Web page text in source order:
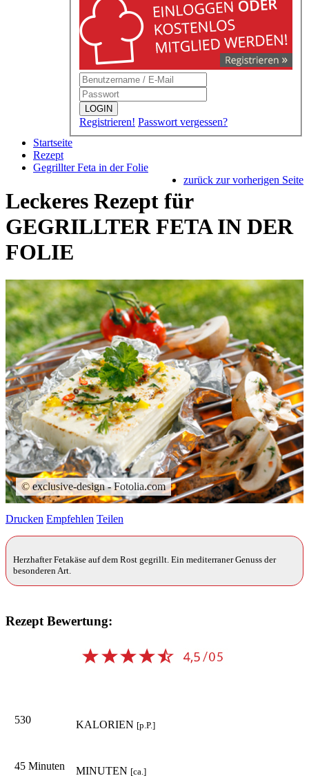
LOGIN
Registrieren! Passwort vergessen?
Startseite
Rezept
Gegrillter Feta in der Folie
zurück zur vorherigen Seite
Leckeres Rezept für
GEGRILLTER FETA IN DER
FOLIE
© exclusive-design - Fotolia.com
Drucken Empfehlen Teilen
Herzhafter Fetakäse auf dem Rost gegrillt. Ein mediterraner Genuss der
besonderen Art.
Rezept Bewertung:
530 KALORIEN [p.P.]
45 Minuten MINUTEN [ca.]